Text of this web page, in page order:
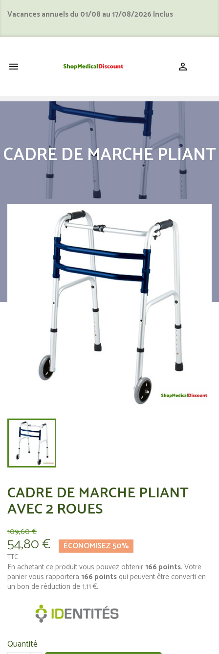
Vacances annuels du 01/08 au 17/08/2026 Inclus
 
CADRE DE MARCHE PLIANT
AVEC 2 ROUES
CADRE DE MARCHE PLIANT
AVEC 2 ROUES
109,60 €
54,80 € ÉCONOMISEZ 50%
TTC
En achetant ce produit vous pouvez obtenir166 points. Votre
panier vous rapportera 166 points qui peuvent être converti en
un bon de réduction de1,11 €.
Quantité